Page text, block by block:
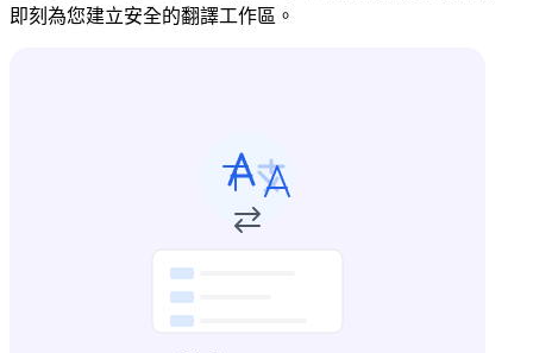
即刻為您建立安全的翻譯工作區。